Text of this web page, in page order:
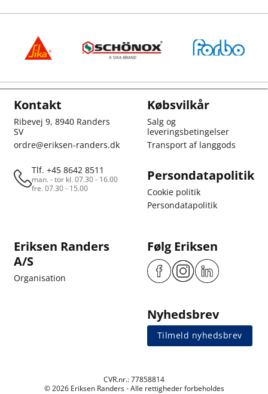
Kontakt
Ribevej 9, 8940 Randers
SV
ordre@eriksen-randers.dk
Tlf. +45 8642 8511
man. - tor kl. 07.30 - 16.00
fre. 07.30 - 15.00
Købsvilkår
Salg og
leveringsbetingelser
Transport af langgods
Persondatapolitik
Cookie politik
Persondatapolitik
Eriksen Randers
A/S
Organisation
Følg Eriksen
Nyhedsbrev
Tilmeld nyhedsbrev
CVR.nr.: 77858814
© 2026 Eriksen Randers - Alle rettigheder forbeholdes